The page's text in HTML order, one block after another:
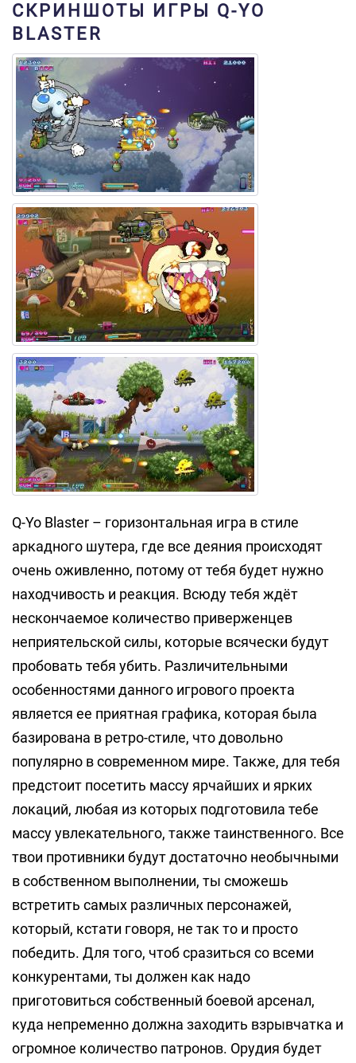
СКРИНШОТЫ ИГРЫ Q-YO
BLASTER
Q-Yo Blaster – горизонтальная игра в стиле
аркадного шутера, где все деяния происходят
очень оживленно, потому от тебя будет нужно
находчивость и реакция. Всюду тебя ждёт
нескончаемое количество приверженцев
неприятельской силы, которые всячески будут
пробовать тебя убить. Различительными
особенностями данного игрового проекта
является ее приятная графика, которая была
базирована в ретро-стиле, что довольно
популярно в современном мире. Также, для тебя
предстоит посетить массу ярчайших и ярких
локаций, любая из которых подготовила тебе
массу увлекательного, также таинственного. Все
твои противники будут достаточно необычными
в собственном выполнении, ты сможешь
встретить самых различных персонажей,
который, кстати говоря, не так то и просто
победить. Для того, чтоб сразиться со всеми
конкурентами, ты должен как надо
приготовиться собственный боевой арсенал,
куда непременно должна заходить взрывчатка и
огромное количество патронов. Орудия будет